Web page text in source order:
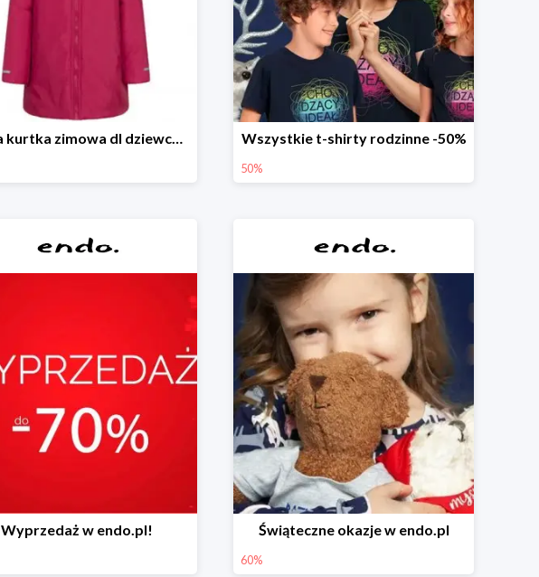
Długa kurtka zimowa dl dziewczynki Wszystkie t-shirty rodzinne -50%
50%
Wyprzedaż w endo.pl! Świąteczne okazje w endo.pl
60%